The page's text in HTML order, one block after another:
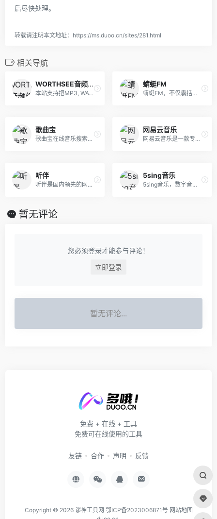
后尽快处理。
转载请注明本文地址：https://ms.duoo.cn/sites/281.html
相关导航
WORTHSEE音频编辑工具箱
本站支持把MP3, WAV, FLAC, AAC, OGG, M4A, M4R, WMA, OPUS, AIFF, MMF, APE, TTA, APE, VQF, XMA, MPC, MACE, MP1, MP2等格式音频编辑操作
蜻蜓FM
蜻蜓FM，不仅囊括数千家FM广播电台，还涵盖有声小说、儿童故事、相声评书、戏曲、音乐、脱口秀、鬼故事、情感故事、财经科技、新闻历史人文、健康教育等30多类的有声读物或音频节目。更有高晓松、老梁、张召忠、蒋勋等精品有声读物和音频在线收听。蜻蜓FM作为用户喜爱的有声听书应用，为广大听众呈现前沿丰富的有声读物、有声小说和广播电台节目。下载蜻蜓fm，听书听小说听电台，更多的世界用听的。
歌曲宝
歌曲宝在线音乐搜索，可以在线免费下载全网MP3付费歌曲、流行音乐、经典老歌等。曲库完整，更新迅速，试听流畅，支持高品质|无损音质~
网易云音乐
网易云音乐是一款专注于发现与分享的音乐产品，依托专业音乐人、DJ、好友推荐及社交功能，为用户打造全新的音乐生活。
听伴
听伴是国内领先的网络电台,汇聚了当前热门的网络电台节目如;音乐,相声,评书,脱口秀,鬼故事,广播剧等高质量音频节目。移动互联网的个性化手机电台,热门音频节目在线收听首选！
5sing音乐
5sing音乐，数字音乐网站，汇集了大量的网络歌手的原创音乐歌曲及翻唱歌曲，提供大量歌曲的伴奏以及歌词免费下载，将喜爱的音乐或者歌曲作为手机彩铃下载。5sing是原创音乐人和音乐作品聚集地，致力于推动中国原创音乐的创作、传播和分享。
暂无评论
您必须登录才能参与评论！
立即登录
暂无评论...
免费 + 在线 + 工具
免费可在线使用的工具
友链 合作 声明 反馈
Copyright © 2026 谬神工具网 鄂ICP备2023006871号 网站地图